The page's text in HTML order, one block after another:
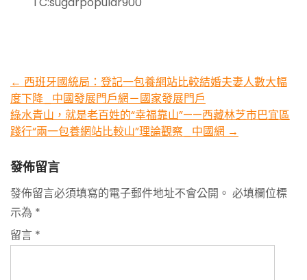
Post
navigation
← 西班牙國統局：登記一包養網站比較結婚夫妻人數大幅
度下降_中國發展門戶網－國家發展門戶
綠水青山，就是老百姓的“幸福靠山”——西藏林芝市巴宜區
踐行“兩一包養網站比較山”理論觀察_中國網 →
發佈留言
發佈留言必須填寫的電子郵件地址不會公開。 必填欄位標
示為 *
留言 *